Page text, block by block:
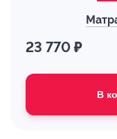
23 770 ₽
В